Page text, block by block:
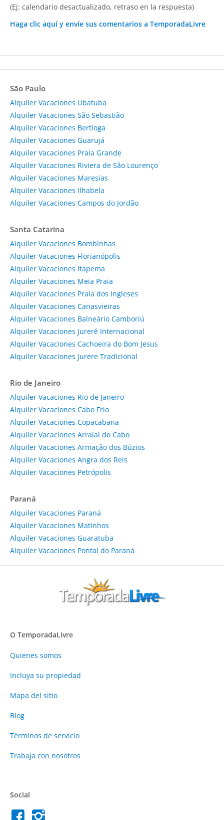
(Ej: calendario desactualizado, retraso en la respuesta)
Haga clic aquí y envíe sus comentarios a TemporadaLivre
São Paulo
Alquiler Vacaciones Ubatuba
Alquiler Vacaciones São Sebastião
Alquiler Vacaciones Bertioga
Alquiler Vacaciones Guarujá
Alquiler Vacaciones Praia Grande
Alquiler Vacaciones Riviera de São Lourenço
Alquiler Vacaciones Maresias
Alquiler Vacaciones Ilhabela
Alquiler Vacaciones Campos do Jordão
Santa Catarina
Alquiler Vacaciones Bombinhas
Alquiler Vacaciones Florianópolis
Alquiler Vacaciones Itapema
Alquiler Vacaciones Meia Praia
Alquiler Vacaciones Praia dos Ingleses
Alquiler Vacaciones Canasvieiras
Alquiler Vacaciones Balneário Camboriú
Alquiler Vacaciones Jurerê Internacional
Alquiler Vacaciones Cachoeira do Bom Jesus
Alquiler Vacaciones Jurere Tradicional
Rio de Janeiro
Alquiler Vacaciones Rio de Janeiro
Alquiler Vacaciones Cabo Frio
Alquiler Vacaciones Copacabana
Alquiler Vacaciones Arraial do Cabo
Alquiler Vacaciones Armação dos Búzios
Alquiler Vacaciones Angra dos Reis
Alquiler Vacaciones Petrópolis
Paraná
Alquiler Vacaciones Paraná
Alquiler Vacaciones Matinhos
Alquiler Vacaciones Guaratuba
Alquiler Vacaciones Pontal do Paraná
O TemporadaLivre
Quienes somos
Incluya su propiedad
Mapa del sitio
Blog
Términos de servicio
Trabaja con nosotros
Social